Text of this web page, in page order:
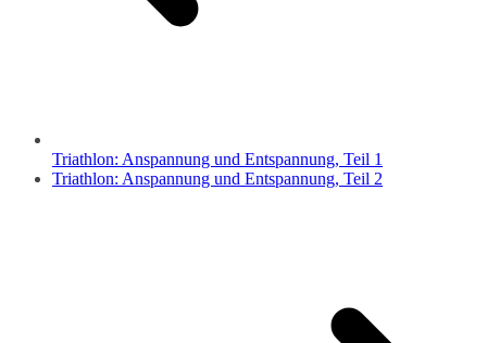
Triathlon: Anspannung und Entspannung, Teil 1
Triathlon: Anspannung und Entspannung, Teil 2